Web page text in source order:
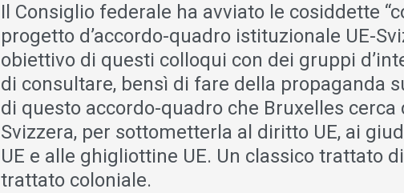
Il Consiglio federale ha avviato le cosiddette
progetto d’accordo-quadro istituzionale UE-
obiettivo di questi colloqui con dei gruppi
di consultare, bensì di fare della propaganda
di questo accordo-quadro che Bruxelles
Svizzera, per sottometterla al diritto UE, ai
UE e alle ghigliottine UE. Un classico trattato
trattato coloniale.